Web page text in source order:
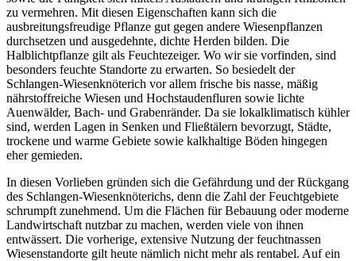
zu vermehren. Mit diesen Eigenschaften kann sich die
ausbreitungsfreudige Pflanze gut gegen andere Wiesenpflanzen
durchsetzen und ausgedehnte, dichte Herden bilden. Die
Halblichtpflanze gilt als Feuchtezeiger. Wo wir sie vorfinden, sind
besonders feuchte Standorte zu erwarten. So besiedelt der
Schlangen-Wiesenknöterich vor allem frische bis nasse, mäßig
nährstoffreiche Wiesen und Hochstaudenfluren sowie lichte
Auenwälder, Bach- und Grabenränder. Da sie lokalklimatisch kühler
sind, werden Lagen in Senken und Fließtälern bevorzugt, Städte,
trockene und warme Gebiete sowie kalkhaltige Böden hingegen
eher gemieden.
In diesen Vorlieben gründen sich die Gefährdung und der Rückgang
des Schlangen-Wiesenknöterichs, denn die Zahl der Feuchtgebiete
schrumpft zunehmend. Um die Flächen für Bebauung oder moderne
Landwirtschaft nutzbar zu machen, werden viele von ihnen
entwässert. Die vorherige, extensive Nutzung der feuchtnassen
Wiesenstandorte gilt heute nämlich nicht mehr als rentabel. Auf ein